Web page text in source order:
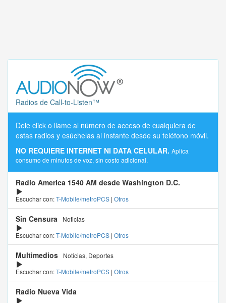
Radios de Call-to-Listen™
Dele click o llame al número de acceso de cualquiera de
estas radios y esúchelas al instante desde su teléfono móvil.
NO REQUIERE INTERNET NI DATA CELULAR. Aplica
consumo de minutos de voz, sin costo adicional.
Radio America 1540 AM desde Washington D.C.
Escuchar con:T-Mobile/metroPCS | Otros
Sin Censura
Noticias
Escuchar con:T-Mobile/metroPCS | Otros
Multimedios
Noticias, Deportes
Escuchar con:T-Mobile/metroPCS | Otros
Radio Nueva Vida